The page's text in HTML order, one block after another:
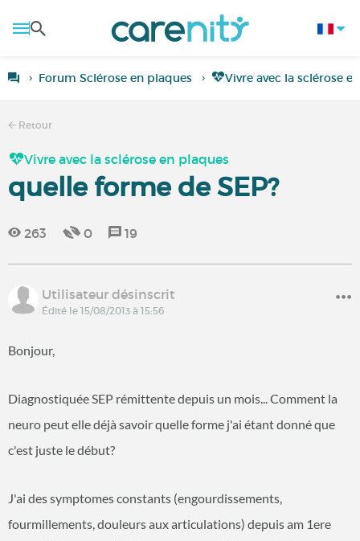
Forum Sclérose en plaques Vivre avec la sclérose
Retour
Vivre avec la sclérose en plaques
quelle forme de SEP?
263 0 19
Utilisateur désinscrit
Édité le 15/08/2013 à 15:56
Bonjour,
Diagnostiquée SEP rémittente depuis un mois... Comment la
neuro peut elle déjà savoir quelle forme j'ai étant donné que
c'est juste le début?
J'ai des symptomes constants (engourdissements,
fourmillements, douleurs aux articulations) depuis am 1ere